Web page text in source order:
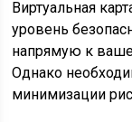
Виртуальная
уровень
напрямую к
Однако
минимизации